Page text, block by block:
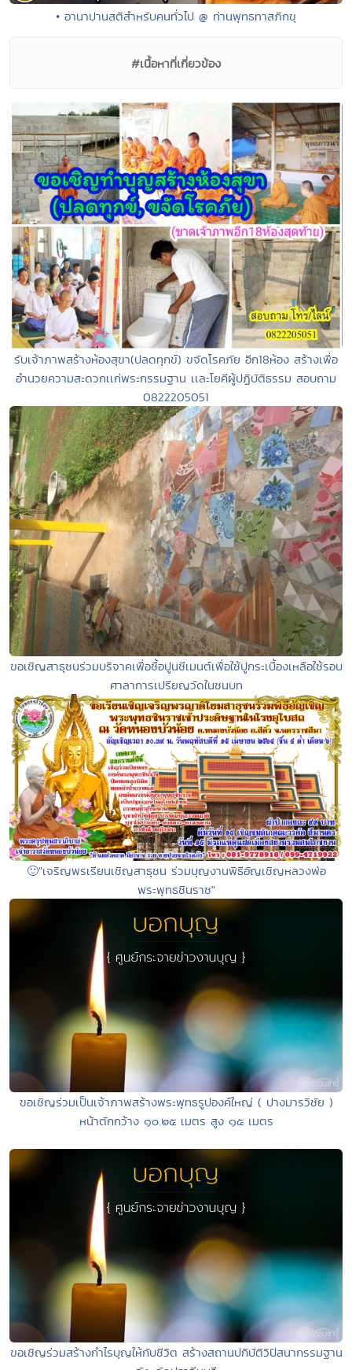
• อานาปานสติสำหรับคนทั่วไป @ ท่านพุทธทาสภิกขุ
#เนื้อหาที่เกี่ยวข้อง
รับเจ้าภาพสร้างห้องสุขา(ปลดทุกข์) ขจัดโรคภัย อีก18ห้อง สร้างเพื่อ
อำนวยความสะดวกเเก่พระกรรมฐาน เเละโยคีผู้ปฏิบัติธรรม สอบถาม
0822205051
ขอเชิญสาธุชนร่วมบริจาคเพื่อซื้อปูนซีเมนต์เพื่อใช้ปูกระเบื้องเหลือใช้รอบ
ศาลาการเปรียญวัดในชนบท
🙂"เจริญพรเรียนเชิญสาธุชน ร่วมบุญงานพิธีอัญเชิญหลวงพ่อ
พระพุทธชินราช"
ขอเชิญร่วมเป็นเจ้าภาพสร้างพระพุทธรูปองค์ใหญ่ ( ปางมารวิชัย )
หน้าตักกว้าง ๑๐.๒๕ เมตร สูง ๑๕ เมตร
ขอเชิญร่วมสร้างกำไรบุญให้กับชีวิต สร้างสถานปกิบัติวิปัสนากรรมฐาน